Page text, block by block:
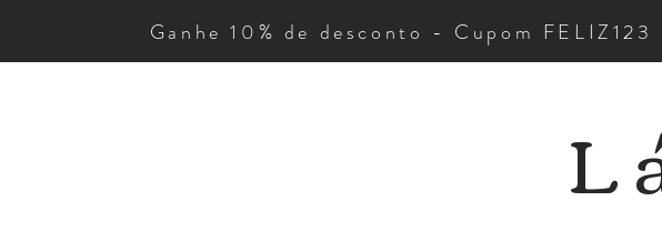
Ganhe 10% de desconto - Cupom FELIZ123